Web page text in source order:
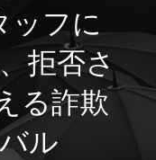
フに
拒否さ
る詐欺
ル